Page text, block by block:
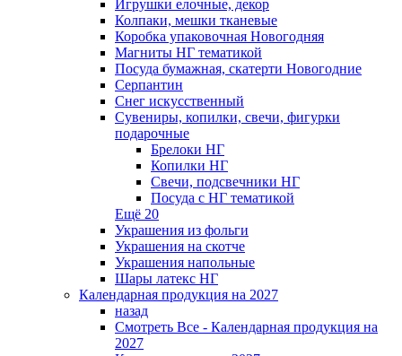
Игрушки елочные, декор
Колпаки, мешки тканевые
Коробка упаковочная Новогодняя
Магниты НГ тематикой
Посуда бумажная, скатерти Новогодние
Серпантин
Снег искусственный
Сувениры, копилки, свечи, фигурки
подарочные
Брелоки НГ
Копилки НГ
Свечи, подсвечники НГ
Посуда с НГ тематикой
Ещё 20
Украшения из фольги
Украшения на скотче
Украшения напольные
Шары латекс НГ
Календарная продукция на 2027
назад
Смотреть Все - Календарная продукция на
2027